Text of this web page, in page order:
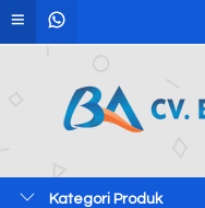
Kategori Produk